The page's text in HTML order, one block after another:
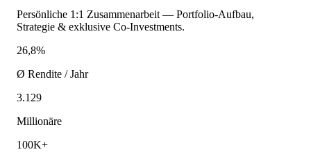
Persönliche 1:1 Zusammenarbeit — Portfolio-Aufbau,
Strategie & exklusive Co-Investments.
26,8%
Ø Rendite / Jahr
3.129
Millionäre
100K+